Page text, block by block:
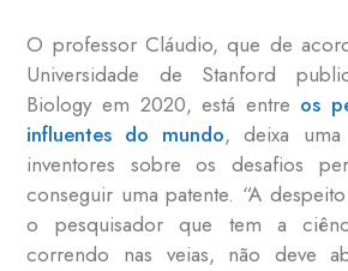
O professor Cláudio, que de
Universidade de Stanford
Biology em 2020, está entre os
influentes do mundo, deixa
inventores sobre os desafios
conseguir uma patente. “A
o pesquisador que tem a
correndo nas veias, não deve